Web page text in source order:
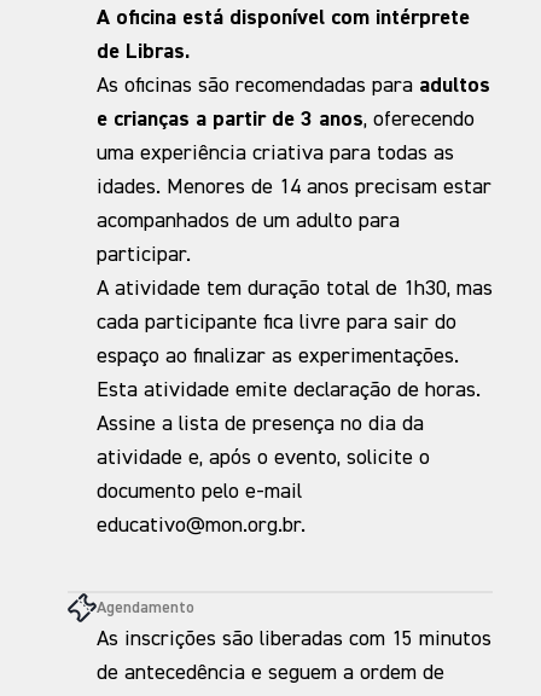
A oficina está disponível com intérprete
de Libras.
As oficinas são recomendadas para adultos
e crianças a partir de 3 anos, oferecendo
uma experiência criativa para todas as
idades. Menores de 14 anos precisam estar
acompanhados de um adulto para
participar.
A atividade tem duração total de 1h30, mas
cada participante fica livre para sair do
espaço ao finalizar as experimentações.
Esta atividade emite declaração de horas.
Assine a lista de presença no dia da
atividade e, após o evento, solicite o
documento pelo e-mail
educativo@mon.org.br.
Agendamento
As inscrições são liberadas com 15 minutos
de antecedência e seguem a ordem de